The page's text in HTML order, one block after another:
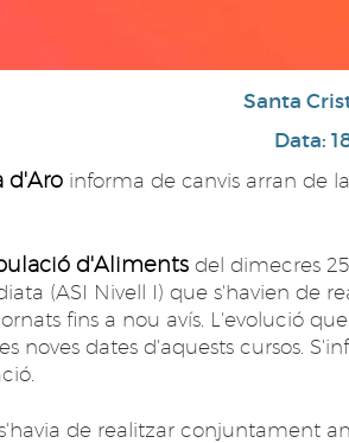
Santa
Data:
d'Aro informa de canvis arran de
d'Aliments del dimecres
(ASI Nivell I) que s'havien de
fins a nou avís. L'evolució
noves dates d'aquests cursos.
de realitzar conjuntament